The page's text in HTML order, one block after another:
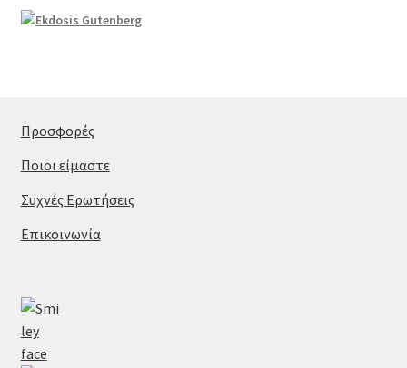
Προσφορές
Ποιοι είμαστε
Συχνές Ερωτήσεις
Επικοινωνία